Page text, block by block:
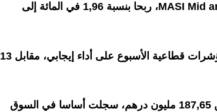
من جانبه، حقق مؤشر MASI Mid and Small Cap، ربحا بنسبة 1,96 في المائة إلى
على المستوى القطاعي، أغلقت 10 مؤشرات قطاعية الأسبوع على أداء إيجابي، مقابل 13
وبلغ الحجم الإجمالي للتداولات أزيد من 187,65 مليون درهم، سجلت أساسا في السوق